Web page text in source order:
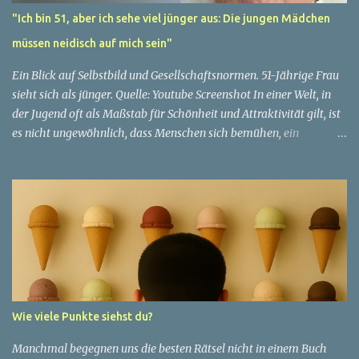
"Ich bin 51, aber ich sehe viel jünger aus: Die jungen Mädchen
müssen neidisch auf mich sein"
Ein Blick auf Selbstbild und Gesellschaftsnormen. 51-Jährige Frau
sieht sich als jünger. Quelle: Youtube Screenshot In einer Welt, in
der Jugend oft als Maßstab für Schönheit und Attraktivität gilt, ist
es nicht ungewöhnlich, dass Menschen sich bemühen, ein
faszinierendes Beispiel für diese Diskrepanz ist die Geschichte
einer 51-jährigen Frau, deren Überzeugung von ihrem Aussehen
sie dazu bringt, sich jünger zu fühlen, als die Gesellschaft sie
wahrnimmt. Diese Frau, deren Name aus Datenschutzgründen
anonym bleibt, erzählt von ihrem Leben und ihren Gedanken über
das Altern. "Ich fühle mich nicht wie 51", sagt sie mit einem
Lächeln. "Ich habe das Gefühl, dass ich immer noch in meinen
30ern bin." Für sie ist das Alter nichts als eine Zahl, eine
Wie viele Punkte siehst du?
Manchmal begegnen uns die besten Rätsel nicht in einem Buch